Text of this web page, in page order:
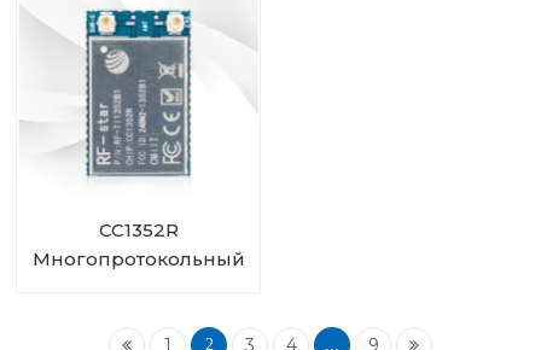
ZigBee 3.0 RF-BM-
2340T1
CC1352R
Многопротокольный
1 2 3 4 ... 9